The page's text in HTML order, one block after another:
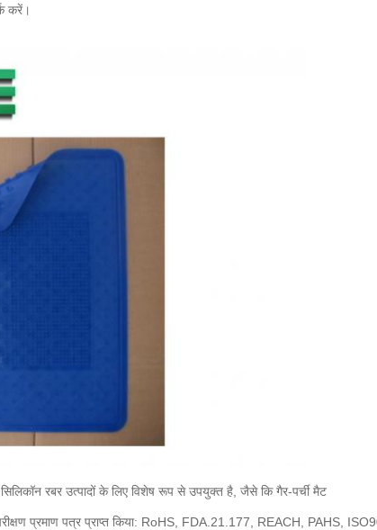
करें।
रबर उत्पादों के लिए विशेष रूप से उपयुक्त है, जैसे कि गैर-पर्ची मैट
प्रमाण पत्र प्राप्त किया: RoHS, FDA.21.177, REACH, PAHS,